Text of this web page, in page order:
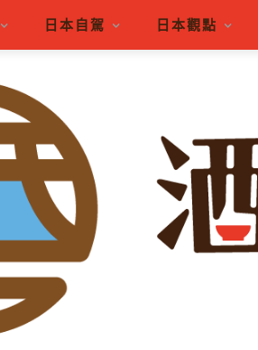
日本自駕 日本觀點